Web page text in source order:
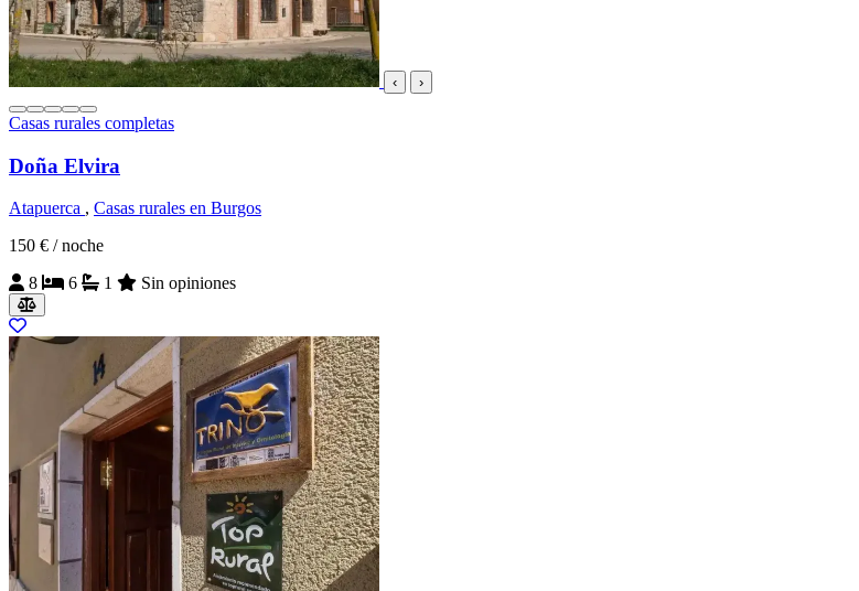
‹ ›
Casas rurales completas
Doña Elvira
Atapuerca , Casas rurales en Burgos
150 € / noche
8
6 1 Sin opiniones